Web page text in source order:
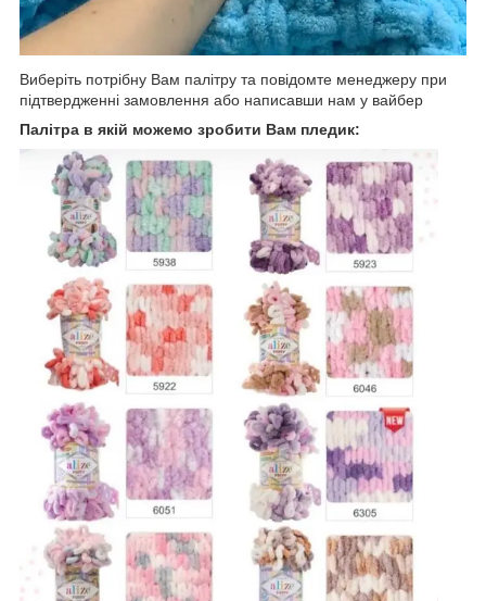
Виберіть потрібну Вам палітру та повідомте менеджеру при
підтвердженні замовлення або написавши нам у вайбер
Палітра в якій можемо зробити Вам пледик: